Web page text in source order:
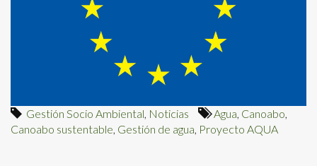
Gestión Socio Ambiental Noticias Agua Canoabo
Canoabo sustentable Gestión de agua Proyecto AQUA